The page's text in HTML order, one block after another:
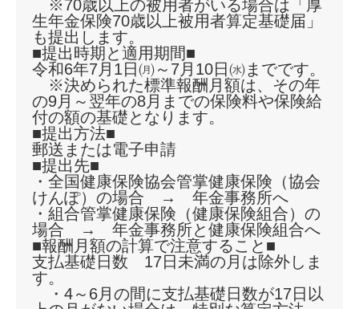
※70歳以上の被用者がいる場合は「厚
生年金保険70歳以上被用者算定基礎届」
も提出します。
■提出時期と適用期間■
令和6年7月1日㈪～7月10日㈬までです。
※決められた標準報酬月額は、その年
の9月～翌年の8月までの保険料や保険給
付の額の基礎となります。
■提出方法■
郵送または電子申請
■提出先■
・全国健康保険協会管掌健康保険（協会
けんぽ）の場合 → 年金事務所へ
・組合管掌健康保険（健康保険組合）の
場合 → 年金事務所と健康保険組合へ
■報酬月額の計算で注意すること■
支払基礎日数 17日未満の月は除外しま
す。
・4～6月の間に支払基礎日数が17日以